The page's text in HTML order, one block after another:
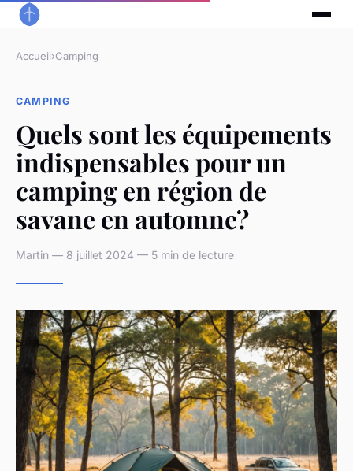
Accueil›Camping
CAMPING
Quels sont les équipements
indispensables pour un
camping en région de
savane en automne?
Martin — 8 juillet 2024 — 5 min de lecture